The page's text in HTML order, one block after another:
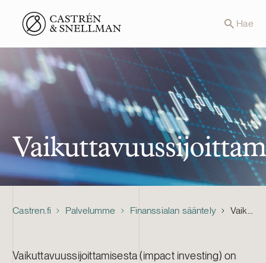
Front page Hae
Castren.fi Palvelumme Finanssialan sääntely Vaikuttavuussijoittaminen
Vaikuttavuussijoittamisesta (impact investing) on